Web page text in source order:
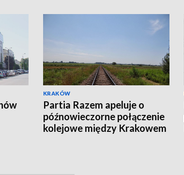
KRAKÓW
Partia Razem apeluje o
późnowieczorne połączenie
kolejowe między Krakowem